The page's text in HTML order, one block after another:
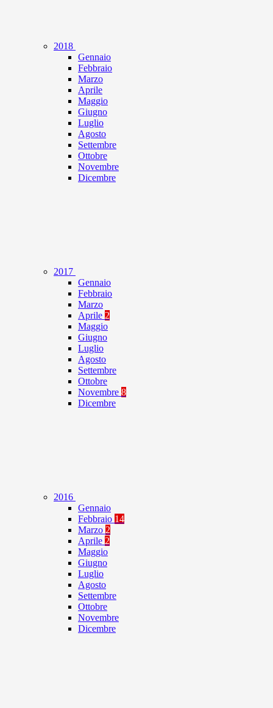
2018
Gennaio
Febbraio
Marzo
Aprile
Maggio
Giugno
Luglio
Agosto
Settembre
Ottobre
Novembre
Dicembre
2017
Gennaio
Febbraio
Marzo
Aprile 2
Maggio
Giugno
Luglio
Agosto
Settembre
Ottobre
Novembre 8
Dicembre
2016
Gennaio
Febbraio 14
Marzo 2
Aprile 2
Maggio
Giugno
Luglio
Agosto
Settembre
Ottobre
Novembre
Dicembre